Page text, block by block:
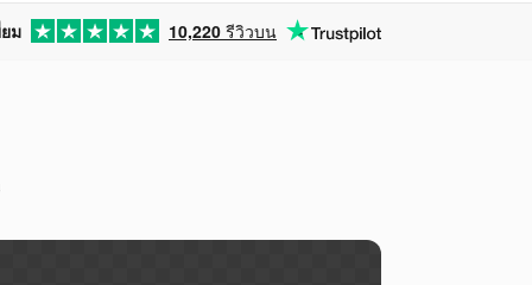
ม 10,220 รีวิวบน